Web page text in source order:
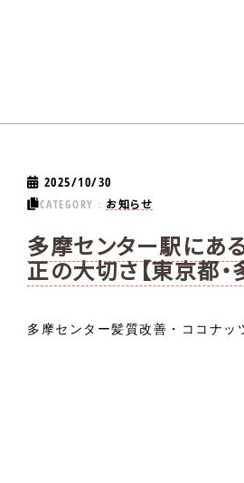
2025/10/30
CATEGORY： お知らせ
多摩センター駅にあ
正の大切さ【東京都・
多摩センター髪質改善・ココナッ